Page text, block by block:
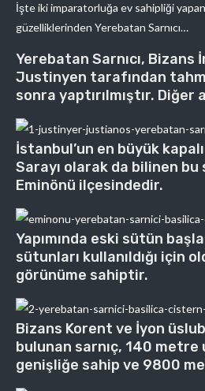
İşte iki imparatorluğa ev sahipliği
güzelliklerinden Yerebatan Sarnıcı…
Yerebatan Sarnıcı, Bizans
Justinyen tarafından
sonra yaptırılmıştır. Diğer
İstanbul’un en büyük
Sarayı olarak da bilinen bu
Eminönü ilçesindedir.
Yapımında eski sütün
sütunları kullanıldığı için
görünüme sahiptir.
Bizans Korent ve İyon
bulunan sarnıç, 140 metre
genişliğe sahip ve 9800